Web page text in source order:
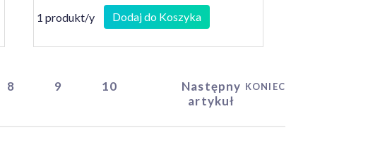
1 produkt/y Dodaj do Koszyka
8 9 10
Następny
artykuł
KONIEC